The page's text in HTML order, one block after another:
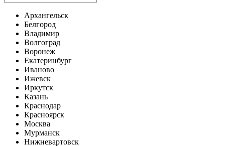
Архангельск
Белгород
Владимир
Волгоград
Воронеж
Екатеринбург
Иваново
Ижевск
Иркутск
Казань
Краснодар
Красноярск
Москва
Мурманск
Нижневартовск